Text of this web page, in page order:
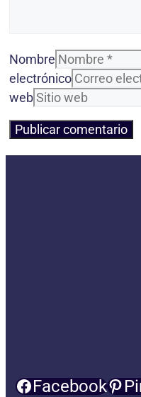
Nombre
electrónico
web
Facebook